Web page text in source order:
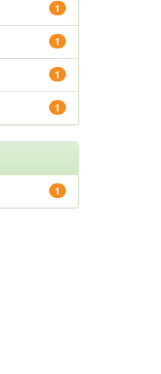
1
1
1
1
1